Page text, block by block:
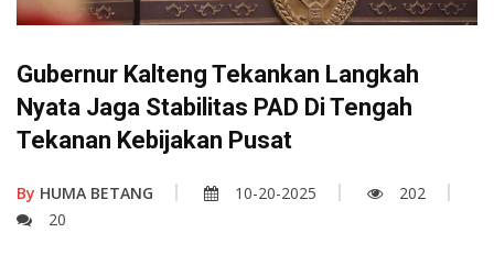
Gubernur Kalteng Tekankan Langkah
Nyata Jaga Stabilitas PAD Di Tengah
Tekanan Kebijakan Pusat
By HUMA BETANG 10-20-2025
202
20